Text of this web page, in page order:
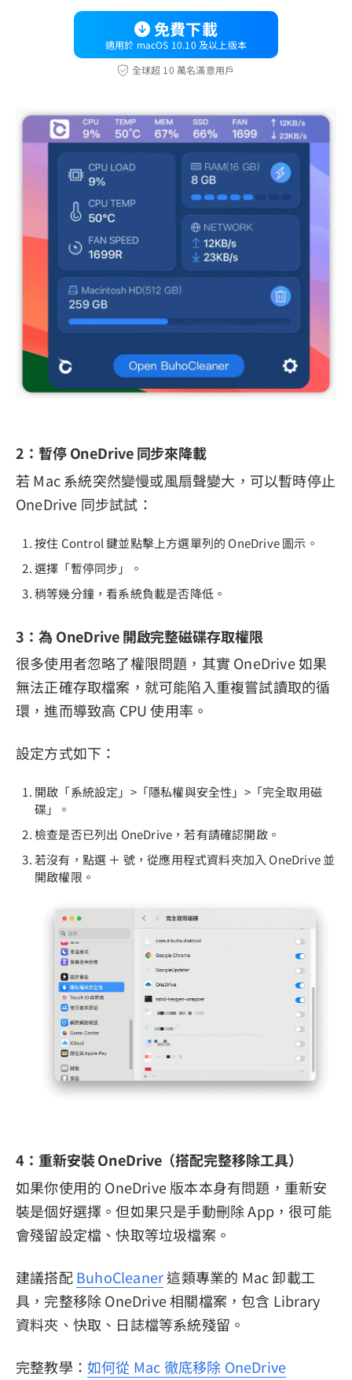
免費下載
適用於 macOS 10.10 及以上版本
全球超 10 萬名滿意用戶
2：暫停 OneDrive 同步來降載
若 Mac 系統突然變慢或風扇聲變大，可以暫時停止
OneDrive 同步試試：
按住 Control 鍵並點擊上方選單列的 OneDrive 圖示。
選擇「暫停同步」。
稍等幾分鐘，看系統負載是否降低。
3：為 OneDrive 開啟完整磁碟存取權限
很多使用者忽略了權限問題，其實 OneDrive 如果
無法正確存取檔案，就可能陷入重複嘗試讀取的循
環，進而導致高 CPU 使用率。
設定方式如下：
開啟「系統設定」>「隱私權與安全性」>「完全取用磁
碟」。
檢查是否已列出 OneDrive，若有請確認開啟。
若沒有，點選 ＋ 號，從應用程式資料夾加入 OneDrive 並
開啟權限。
4：重新安裝 OneDrive（搭配完整移除工具）
如果你使用的 OneDrive 版本本身有問題，重新安
裝是個好選擇。但如果只是手動刪除 App，很可能
會殘留設定檔、快取等垃圾檔案。
建議搭配BuhoCleaner這類專業的 Mac 卸載工
具，完整移除 OneDrive 相關檔案，包含 Library
資料夾、快取、日誌檔等系統殘留。
完整教學： 如何從 Mac 徹底移除 OneDrive